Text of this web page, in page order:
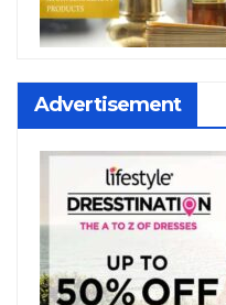
Advertisement